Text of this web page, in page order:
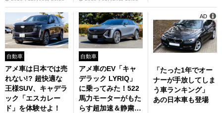
自動車
アメ車は日本では売
れない!? 超快適な
王様SUV、キャデラ
ック「エスカレー
ド」を体験せよ！
自動車
アメ車のEV「キャ
デラック LYRIQ」
に乗ってみた！522
馬力モーターがもた
らす超加速＆静粛性
「たった1年でオー
ナーが手放してしま
う車ランキング」
あの日本車も登場
AD